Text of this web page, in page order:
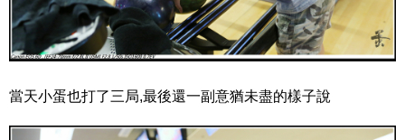
當天小蛋也打了三局,最後還一副意猶未盡的樣子說